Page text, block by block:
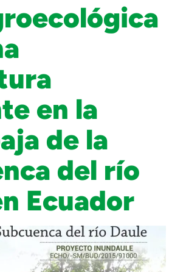
en la
de la
del río
Ecuador